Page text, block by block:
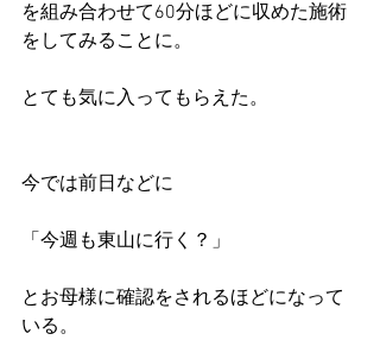
を組み合わせて60分ほどに収めた施術
をしてみることに。
とても気に入ってもらえた。
今では前日などに
「今週も東山に行く？」
とお母様に確認をされるほどになって
いる。